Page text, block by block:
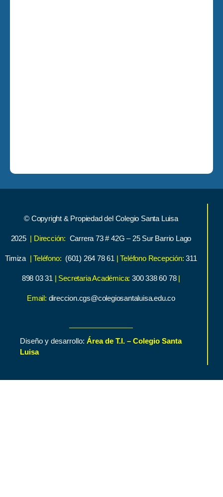
© Copyright & Propiedad del Colegio Santa Luisa
2025 | Dirección: Carrera 73 # 42G – 25 Sur Barrio Lago
Timiza | Teléfono: (601) 264 78 61 | Teléfono Recepción: 311
898 03 31 | Secretaria Académica:300 338 60 78 |
Email: direccion.cgs@colegiosantaluisa.edu.co
Diseño y desarrollo: Área de T.I. – Colegio Santa
Luisa